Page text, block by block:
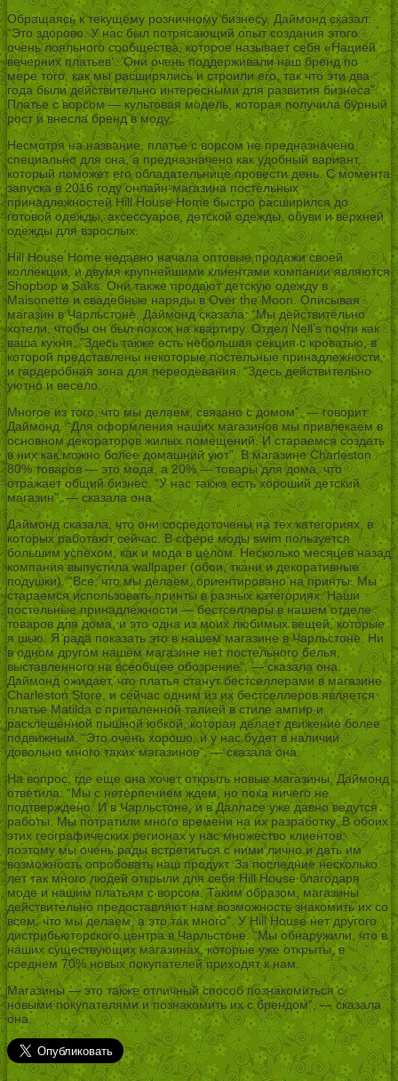
Обращаясь к текущему розничному бизнесу, Даймонд сказал:
“Это здорово. У нас был потрясающий опыт создания этого
очень лояльного сообщества, которое называет себя «Нацией
вечерних платьев‘. ’Они очень поддерживали наш бренд по
мере того, как мы расширялись и строили его, так что эти два
года были действительно интересными для развития бизнеса”.
Платье с ворсом — культовая модель, которая получила бурный
рост и внесла бренд в моду.
Несмотря на название, платье с ворсом не предназначено
специально для сна, а предназначено как удобный вариант,
который поможет его обладательнице провести день. С момента
запуска в 2016 году онлайн-магазина постельных
принадлежностей Hill House Home быстро расширился до
готовой одежды, аксессуаров, детской одежды, обуви и верхней
одежды для взрослых.
Hill House Home недавно начала оптовые продажи своей
коллекции, и двумя крупнейшими клиентами компании являются
Shopbop и Saks. Они также продают детскую одежду в
Maisonette и свадебные наряды в Over the Moon. Описывая
магазин в Чарльстоне, Даймонд сказала: “Мы действительно
хотели, чтобы он был похож на квартиру. Отдел Nell’s почти как
ваша кухня. ”Здесь также есть небольшая секция с кроватью, в
которой представлены некоторые постельные принадлежности,
и гардеробная зона для переодевания. “Здесь действительно
уютно и весело.
Многое из того, что мы делаем, связано с домом”, — говорит
Даймонд. “Для оформления наших магазинов мы привлекаем в
основном декораторов жилых помещений. И стараемся создать
в них как можно более домашний уют”. В магазине Charleston
80% товаров — это мода, а 20% — товары для дома, что
отражает общий бизнес. “У нас также есть хороший детский
магазин”, — сказала она.
Даймонд сказала, что они сосредоточены на тех категориях, в
которых работают сейчас. В сфере моды swim пользуется
большим успехом, как и мода в целом. Несколько месяцев назад
компания выпустила wallpaper (обои, ткани и декоративные
подушки). “Все, что мы делаем, ориентировано на принты. Мы
стараемся использовать принты в разных категориях. Наши
постельные принадлежности — бестселлеры в нашем отделе
товаров для дома, и это одна из моих любимых вещей, которые
я шью. Я рада показать это в нашем магазине в Чарльстоне. Ни
в одном другом нашем магазине нет постельного белья,
выставленного на всеобщее обозрение”, — сказала она.
Даймонд ожидает, что платья станут бестселлерами в магазине
Charleston Store, и сейчас одним из их бестселлеров является
платье Matilda с приталенной талией в стиле ампир и
расклешенной пышной юбкой, которая делает движение более
подвижным. “Это очень хорошо, и у нас будет в наличии
довольно много таких магазинов”, — сказала она.
На вопрос, где еще она хочет открыть новые магазины, Даймонд
ответила: “Мы с нетерпением ждем, но пока ничего не
подтверждено. И в Чарльстоне, и в Далласе уже давно ведутся
работы. Мы потратили много времени на их разработку. В обоих
этих географических регионах у нас множество клиентов,
поэтому мы очень рады встретиться с ними лично и дать им
возможность опробовать наш продукт. За последние несколько
лет так много людей открыли для себя Hill House благодаря
моде и нашим платьям с ворсом. Таким образом, магазины
действительно предоставляют нам возможность знакомить их со
всем, что мы делаем, а это так много”. У Hill House нет другого
дистрибьюторского центра в Чарльстоне. “Мы обнаружили, что в
наших существующих магазинах, которые уже открыты, в
среднем 70% новых покупателей приходят к нам.
Магазины — это также отличный способ познакомиться с
новыми покупателями и познакомить их с брендом”, — сказала
она.